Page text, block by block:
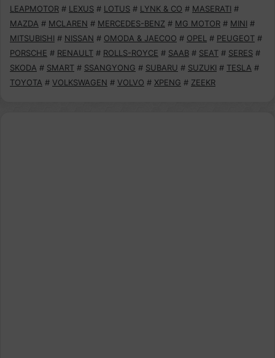
LEAPMOTOR # LEXUS # LOTUS # LYNK & CO # MASERATI #
MAZDA # MCLAREN # MERCEDES-BENZ # MG MOTOR # MINI #
MITSUBISHI # NISSAN # OMODA & JAECOO # OPEL # PEUGEOT #
PORSCHE # RENAULT # ROLLS-ROYCE # SAAB # SEAT # SERES #
SKODA # SMART # SSANGYONG # SUBARU # SUZUKI # TESLA #
TOYOTA # VOLKSWAGEN # VOLVO # XPENG # ZEEKR